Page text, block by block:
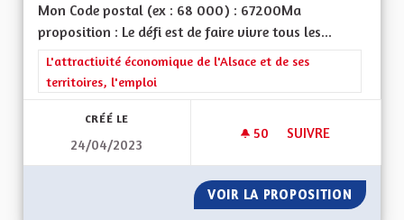
Mon Code postal (ex : 68 000) : 67200Ma
proposition : Le défi est de faire vivre tous les...
Filtrer les résultats de la catégorie : L'attractivité
L'attractivité économique de l'Alsace et de ses
territoires, l'emploi
CRÉÉ LE
24/04/2023
50 50 ABONNÉS
SUIVRE
VOIR LA PROPOSITION